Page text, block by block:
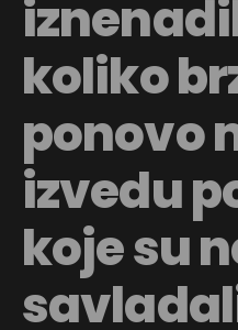
koliko
ponovo
izvedu
koje su